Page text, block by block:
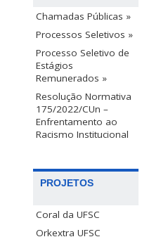
Chamadas Públicas »
Processos Seletivos »
Processo Seletivo de
Estágios
Remunerados »
Resolução Normativa
175/2022/CUn –
Enfrentamento ao
Racismo Institucional
PROJETOS
Coral da UFSC
Orkextra UFSC